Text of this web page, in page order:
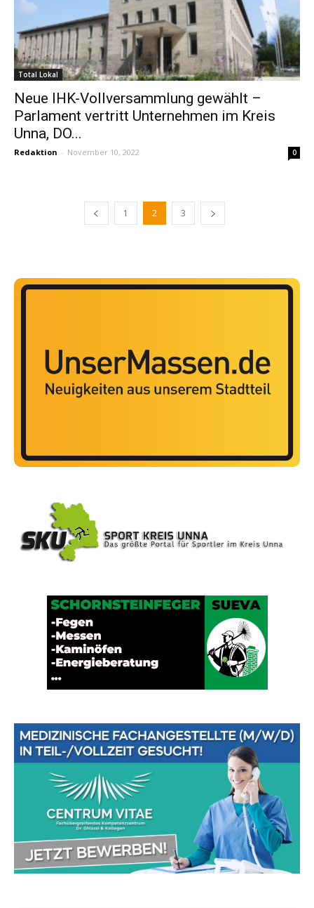
Total Lokal
Neue IHK-Vollversammlung gewählt –
Parlament vertritt Unternehmen im Kreis
Unna, DO...
Redaktion - November 10, 2022 0
1 2 3